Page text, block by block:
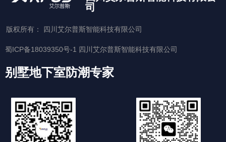
别墅地下室防潮专家
司
版权所有： 四川艾尔普斯智能科技有限公司
蜀ICP备18039350号-1 四川艾尔普斯智能科技有限公司